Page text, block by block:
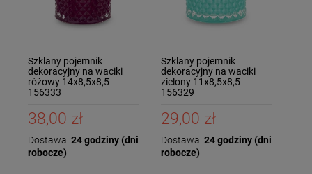
Szklany pojemnik
dekoracyjny na waciki
różowy 14x8,5x8,5
156333
38,00 zł
Dostawa: 24 godziny (dni
robocze)
Szklany pojemnik
dekoracyjny na waciki
zielony 11x8,5x8,5
156329
29,00 zł
Dostawa: 24 godziny (dni
robocze)